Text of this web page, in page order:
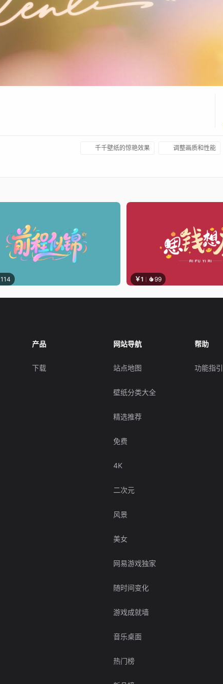
千千壁纸的惊艳效果 调整画质和性能
114 ￥1 99
产品
下载
网站导航
站点地图
壁纸分类大全
精选推荐
免费
4K
二次元
风景
美女
网易游戏独家
随时间变化
游戏成就墙
音乐桌面
热门榜
帮助
功能指引